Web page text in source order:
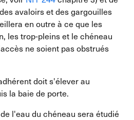
avaloirs et des gargouilles
en outre à ce que les
les trop-pleins et le chéneau
ne soient pas obstrués
doit s'élever au
la baie de porte.
l'eau du chéneau sera étudié